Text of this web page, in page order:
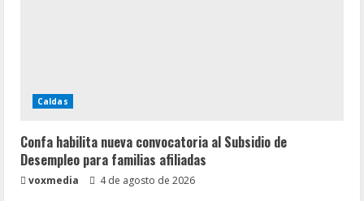
Caldas
Confa habilita nueva convocatoria al Subsidio de
Desempleo para familias afiliadas
voxmedia 4 de agosto de 2026